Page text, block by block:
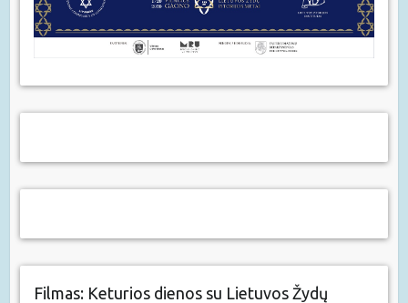
Filmas: Keturios dienos su Lietuvos Žydų